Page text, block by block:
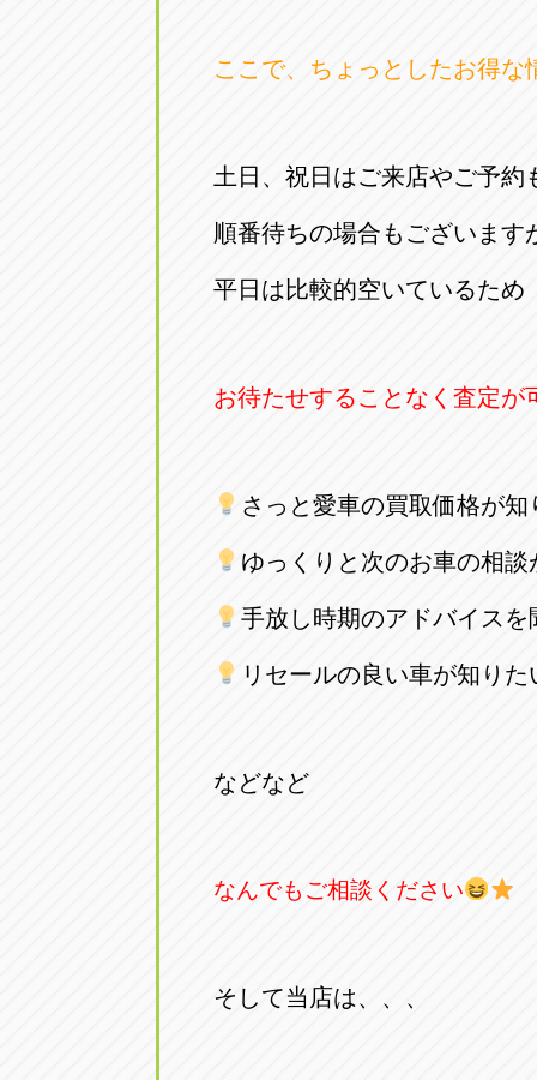
0561-53-
アップル
0587-66-
052-400-
059-331-
愛知県尾張旭市印場元町5-2-8
アップル岩倉店
愛知県岩倉市大地町長田35-1
愛知県清須市春日砂賀東114
三重
三重県四日市市午起3丁目1番3
ここで、ちょっとしたお得な
土日、祝日はご来店やご予約
順番待ちの場合もございます
平日は比較的空いているため
お待たせすることなく査定
さっと愛車の買取価格が知
ゆっくりと次のお車の相談
手放し時期のアドバイスを
リセールの良い車が知りた
などなど
なんでもご相談ください
そして当店は、、、